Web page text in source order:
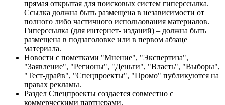
прямая открытая для поисковых систем гиперссылка.
Ссылка должна быть размещена в независимости от
полного либо частичного использования материалов.
Гиперссылка (для интернет- изданий) – должна быть
размещена в подзаголовке или в первом абзаце
материала.
Новости с пометками "Мнение", "Экспертиза",
"Заявление", "Регионы", "Деньги", "Власть", "Выборы",
"Тест-драйв", "Спецпроекты", "Промо" публикуются на
правах рекламы.
Раздел Спецпроекты создается совместно с
коммерческими партнерами.